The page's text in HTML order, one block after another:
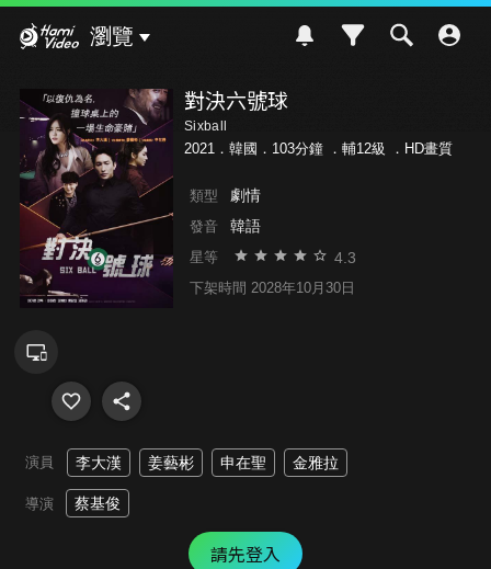
瀏覽
對決六號球
Sixball
2021．韓國．103分鐘 ． 輔12級 ．HD畫質
類型 劇情
發音 韓語
星等 4.3
下架時間 2028年10月30日
演員 李大漢 姜藝彬 申在聖 金雅拉
導演 蔡基俊
請先登入